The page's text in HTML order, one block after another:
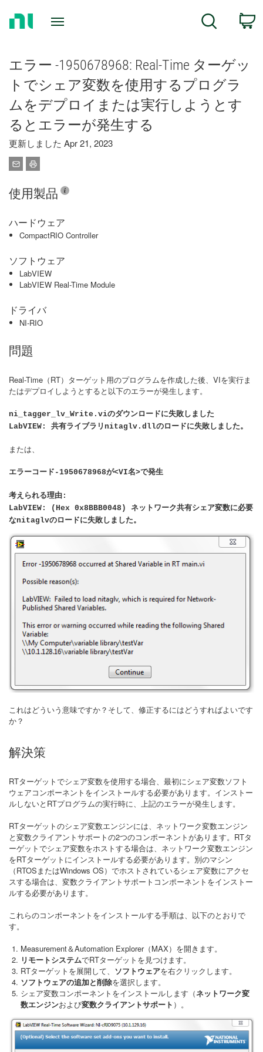
Search
エラー -1950678968: Real-Time ターゲッ
トでシェア変数を使用するプログラ
ムをデプロイまたは実行しようとす
るとエラーが発生する
更新しました Apr 21, 2023
使用製品
ハードウェア
CompactRIO Controller
ソフトウェア
LabVIEW
LabVIEW Real-Time Module
ドライバ
NI-RIO
問題
Real-Time（RT）ターゲット用のプログラムを作成した後、VIを実行ま
たはデプロイしようとすると以下のエラーが発生します。
ni_tagger_lv_Write.viのダウンロードに失敗しました
LabVIEW: 共有ライブラリnitaglv.dllのロードに失敗しました。
または、
エラーコード-1950678968が<VI名>で発生
考えられる理由:
LabVIEW: (Hex 0x8BBB0048) ネットワーク共有シェア変数に必要
なnitaglvのロードに失敗しました。
これはどういう意味ですか？そして、修正するにはどうすればよいです
か？
解決策
RTターゲットでシェア変数を使用する場合、最初にシェア変数ソフト
ウェアコンポーネントをインストールする必要があります。インストー
ルしないとRTプログラムの実行時に、上記のエラーが発生します。
RTターゲットのシェア変数エンジンには、ネットワーク変数エンジン
と変数クライアントサポートの2つのコンポーネントがあります。RTタ
ーゲットでシェア変数をホストする場合は、ネットワーク変数エンジン
をRTターゲットにインストールする必要があります。別のマシン
（RTOSまたはWindows OS）でホストされているシェア変数にアクセ
スする場合は、変数クライアントサポートコンポーネントをインストー
ルする必要があります。
これらのコンポーネントをインストールする手順は、以下のとおりで
す。
Measurement＆Automation Explorer（MAX）を開きます。
リモートシステムでRTターゲットを見つけます。
RTターゲットを展開して、 ソフトウェアを右クリックします。
ソフトウェアの追加と削除を選択します。
シェア変数コンポーネントをインストールします（ネットワーク変
数エンジンおよび変数クライアントサポート ）。